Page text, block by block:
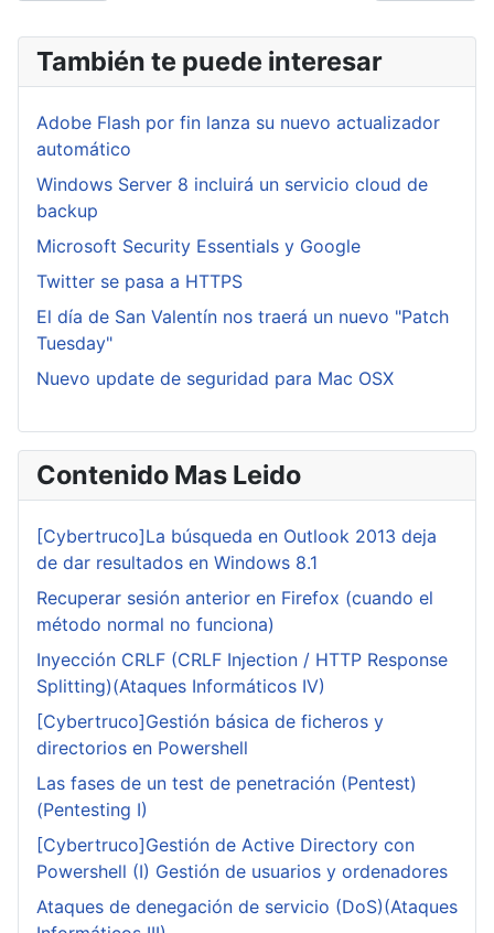
También te puede interesar
Adobe Flash por fin lanza su nuevo actualizador
automático
Windows Server 8 incluirá un servicio cloud de
backup
Microsoft Security Essentials y Google
Twitter se pasa a HTTPS
El día de San Valentín nos traerá un nuevo "Patch
Tuesday"
Nuevo update de seguridad para Mac OSX
Contenido Mas Leido
[Cybertruco]La búsqueda en Outlook 2013 deja
de dar resultados en Windows 8.1
Recuperar sesión anterior en Firefox (cuando el
método normal no funciona)
Inyección CRLF (CRLF Injection / HTTP Response
Splitting)(Ataques Informáticos IV)
[Cybertruco]Gestión básica de ficheros y
directorios en Powershell
Las fases de un test de penetración (Pentest)
(Pentesting I)
[Cybertruco]Gestión de Active Directory con
Powershell (I) Gestión de usuarios y ordenadores
Ataques de denegación de servicio (DoS)(Ataques